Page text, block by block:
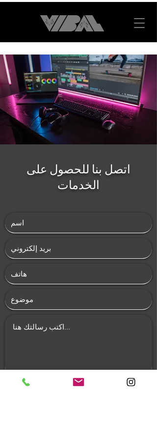
اتصل بنا للحصول على
الخدمات
يُقدِّم